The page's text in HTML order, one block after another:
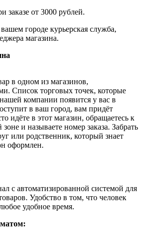
заказе от 3000 рублей.
городе курьерская служба,
магазина.
в одном из магазинов,
Список торговых точек, которые
компании появится у вас в
в ваш город, вам придёт
идёте в этот магазин, обращаетесь к
и называете номер заказа. Забрать
или родственник, который знает
оформлен.
с автоматизированной системой для
Удобство в том, что человек
удобное время.